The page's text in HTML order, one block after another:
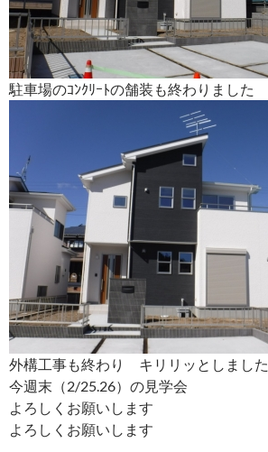
駐車場のｺﾝｸﾘｰﾄの舗装も終わりました
外構工事も終わり キリリッとしました
今週末（2/25.26）の見学会
よろしくお願いします
よろしくお願いします